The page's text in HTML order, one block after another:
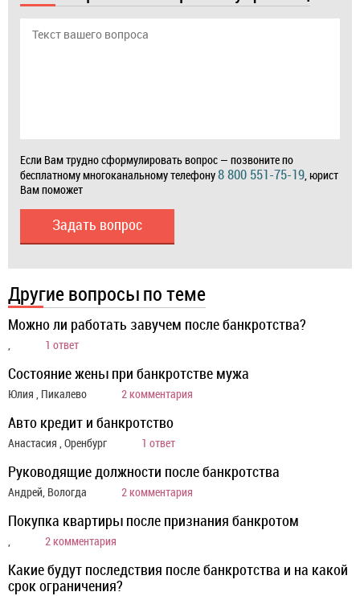
Если Вам трудно сформулировать вопрос — позвоните по
бесплатному многоканальному телефону8 800 551-75-19 , юрист
Вам поможет
Задать вопрос
Другие вопросы по теме
Можно ли работать завучем после банкротства?
1 ответ
Состояние жены при банкротстве мужа
Юлия , Пикалево 2 комментария
Авто кредит и банкротство
Анастасия , Оренбург 1 ответ
Руководящие должности после банкротства
Андрей, Вологда 2 комментария
Покупка квартиры после признания банкротом
2 комментария
Какие будут последствия после банкротства и на какой
срок ограничения?